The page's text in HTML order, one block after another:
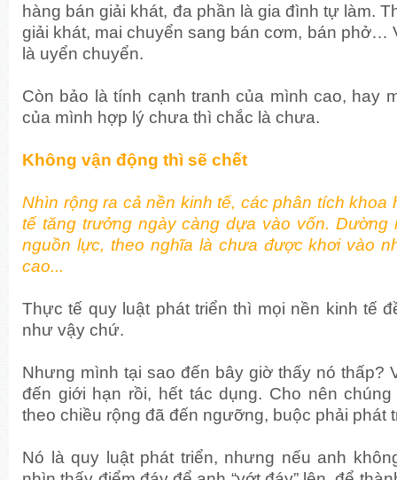
hàng bán giải khát, đa phần là gia đình tự làm.
giải khát, mai chuyển sang bán cơm, bán phở…
là uyển chuyển.
Còn bảo là tính cạnh tranh của mình cao, hay
của mình hợp lý chưa thì chắc là chưa.
Không vận động thì sẽ chết
Nhìn rộng ra cả nền kinh tế, các phân tích khoa
tế tăng trưởng ngày càng dựa vào vốn.
nguồn lực, theo nghĩa là chưa được khơi vào
cao...
Thực tế quy luật phát triển thì mọi nền kinh tế
như vậy chứ.
Nhưng mình tại sao đến bây giờ thấy nó thấp?
đến giới hạn rồi, hết tác dụng. Cho nên
theo chiều rộng đã đến ngưỡng, buộc phải phát
Nó là quy luật phát triển, nhưng nếu anh